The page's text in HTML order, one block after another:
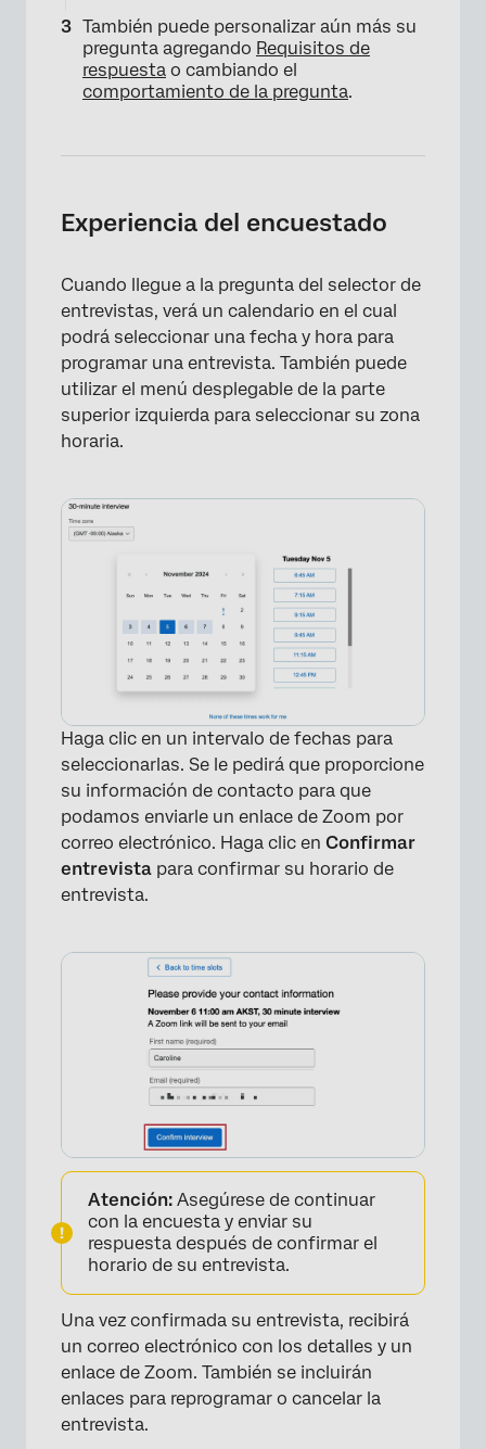
También puede personalizar aún más su
pregunta agregando Requisitos de
respuesta o cambiando el
comportamiento de la pregunta.
Experiencia del encuestado
Cuando llegue a la pregunta del selector de
entrevistas, verá un calendario en el cual
podrá seleccionar una fecha y hora para
programar una entrevista. También puede
utilizar el menú desplegable de la parte
superior izquierda para seleccionar su zona
horaria.
Haga clic en un intervalo de fechas para
seleccionarlas. Se le pedirá que proporcione
su información de contacto para que
podamos enviarle un enlace de Zoom por
correo electrónico. Haga clic en Confirmar
entrevista para confirmar su horario de
entrevista.
Atención: Asegúrese de continuar
con la encuesta y enviar su
respuesta después de confirmar el
horario de su entrevista.
Una vez confirmada su entrevista, recibirá
un correo electrónico con los detalles y un
enlace de Zoom. También se incluirán
enlaces para reprogramar o cancelar la
entrevista.